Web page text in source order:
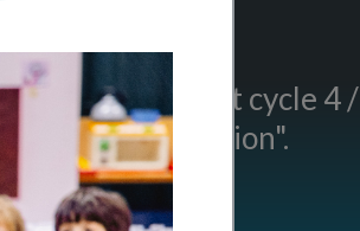
degré (cycle 3 et cycle 4 /
et classification".